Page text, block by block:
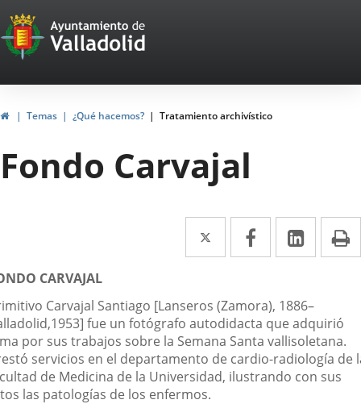
Portal
Web
del
Ayuntamiento
de
Valladolid
HomeTemas ¿Qué hacemos? Tratamiento archivístico
Fondo Carvajal
Twitter
Enlace
a
aplicación
externa.
Facebook
Enlace
a
aplicación
externa.
Enlace
a
CARVAJAL
Carvajal Santiago [Lanseros (Zamora), 1886–
fue un fotógrafo autodidacta que adquirió
por sus trabajos sobre la Semana Santa vallisoletana.
servicios en el departamento de cardio-radiología de
de Medicina de la Universidad, ilustrando con sus
las patologías de los enfermos.